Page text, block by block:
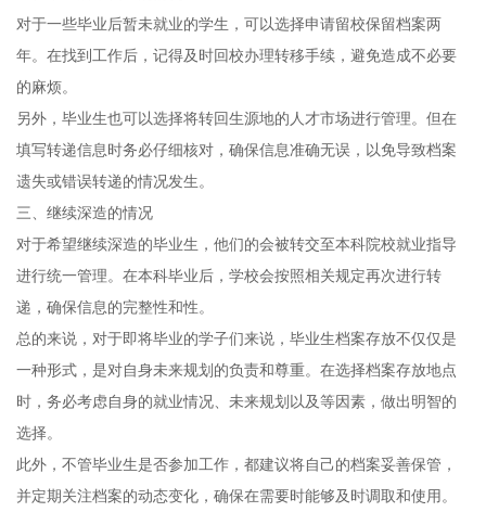
对于一些毕业后暂未就业的学生，可以选择申请留校保留档案两
年。在找到工作后，记得及时回校办理转移手续，避免造成不必要
的麻烦。
另外，毕业生也可以选择将转回生源地的人才市场进行管理。但在
填写转递信息时务必仔细核对，确保信息准确无误，以免导致档案
遗失或错误转递的情况发生。
三、继续深造的情况
对于希望继续深造的毕业生，他们的会被转交至本科院校就业指导
进行统一管理。在本科毕业后，学校会按照相关规定再次进行转
递，确保信息的完整性和性。
总的来说，对于即将毕业的学子们来说，毕业生档案存放不仅仅是
一种形式，是对自身未来规划的负责和尊重。在选择档案存放地点
时，务必考虑自身的就业情况、未来规划以及等因素，做出明智的
选择。
此外，不管毕业生是否参加工作，都建议将自己的档案妥善保管，
并定期关注档案的动态变化，确保在需要时能够及时调取和使用。